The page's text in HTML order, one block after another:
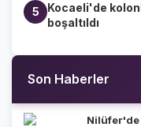
5
Kocaeli'de
boşaltıldı
Son Haberler
Nilüfer'de